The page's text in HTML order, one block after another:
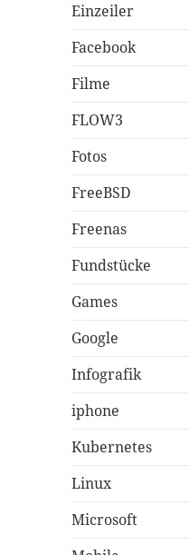
Einzeiler
Facebook
Filme
FLOW3
Fotos
FreeBSD
Freenas
Fundstücke
Games
Google
Infografik
iphone
Kubernetes
Linux
Microsoft